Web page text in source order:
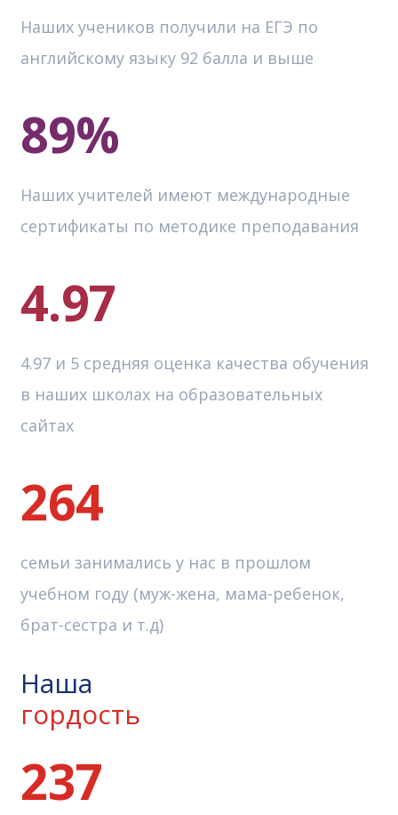
Наших учеников получили на ЕГЭ по
английскому языку 92 балла и выше
89%
Наших учителей имеют международные
сертификаты по методике преподавания
4.97
4.97 и 5 средняя оценка качества обучения
в наших школах на образовательных
сайтах
264
семьи занимались у нас в прошлом
учебном году (муж-жена, мама-ребенок,
брат-сестра и т.д)
Наша
гордость
237